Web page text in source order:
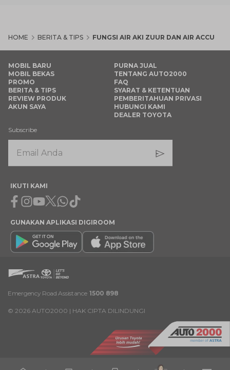
HOME BERITA & TIPS FUNGSI AIR AKI ZUUR DAN AIR ACCU
MOBIL BARU
MOBIL BEKAS
PROMO
BERITA & TIPS
REVIEW PRODUK
AKUN SAYA
PURNA JUAL
TENTANG AUTO2000
FAQ
SYARAT & KETENTUAN
PEMBERITAHUAN PRIVASI
HUBUNGI KAMI
DEALER TOYOTA
Subscribe
IKUTI KAMI
Facebook
Instagram
Youtube
X Whatsapp
Tiktok
GUNAKAN APLIKASI DIGIROOM
Emergency Road Assistance 1500 898
© 2026 AUTO2000 | HAK CIPTA DILINDUNGI